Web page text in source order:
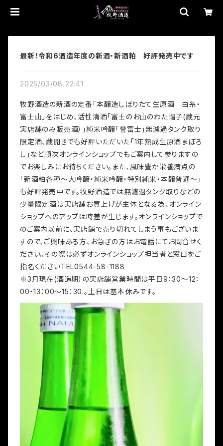
最新！令和6酒造年度の新酒・新酒粕 好評発売中です
2025/03/08 22:41
牧野酒造の新酒の定番「本醸造しぼりたて生原酒 白糸・
富士山」をはじめ、活性清酒「富士のお山のわた帽子(蔵元
実店舗のみ販売酒）」純米吟醸「誉富士」無濾過タンク取り
限定酒、蔵開きでも好評いただいた「1年熟成生原酒まぼろ
し」など順次オンラインショップでもご案内して参りますの
でお楽しみにお待ちください。また、風味豊か栄養満点の
「新酒粕各種～大吟醸・純米吟醸・特別純米・本醸普通～」
も好評発売中です。牧野酒造では無濾過タンク取りなどの
少量限定酒は実店舗お買上げが主体となる為、オンライン
ショップへのアップは時差が生じます。オンラインショップで
のご案内以前に、実店舗で売り切れてしまう事もございま
すので、ご興味ある方、お急ぎの方はお電話にてお問合せく
ださい。その際は必ずオンラインショップ担当者と窓口をご
指名くださいTEL0544-58-1188
※3月現在(酒造期）の実店舗営業時間は平日9：30～12：
00・13：00～15：30.。土日は基本休みです。